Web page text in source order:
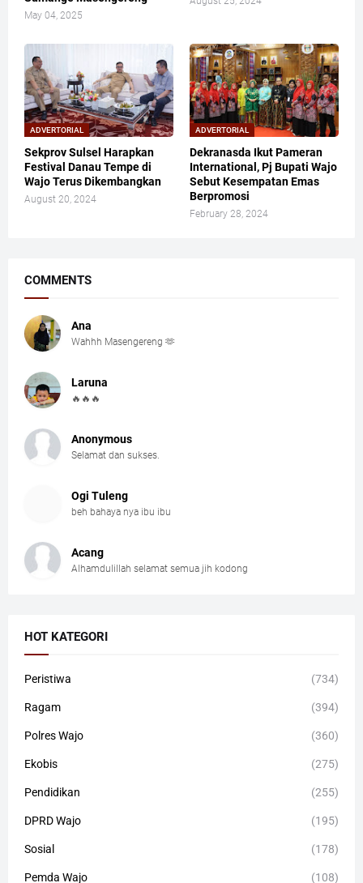
May 04, 2025
ADVERTORIAL
Sekprov Sulsel Harapkan
Festival Danau Tempe di
Wajo Terus Dikembangkan
August 20, 2024
ADVERTORIAL
Dekranasda Ikut Pameran
International, Pj Bupati Wajo
Sebut Kesempatan Emas
Berpromosi
February 28, 2024
COMMENTS
Ana
Wahhh Masengereng 🫶
Laruna
🔥🔥🔥
Anonymous
Selamat dan sukses.
Ogi Tuleng
beh bahaya nya ibu ibu
Acang
Alhamdulillah selamat semua jih kodong
HOT KATEGORI
Peristiwa (734)
Ragam (394)
Polres Wajo (360)
Ekobis (275)
Pendidikan (255)
DPRD Wajo (195)
Sosial (178)
Pemda Wajo (108)